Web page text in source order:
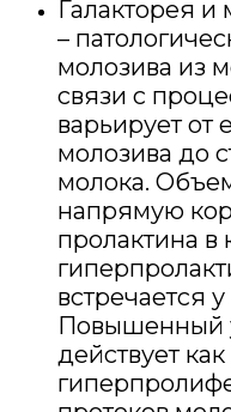
Галакторея и
–
молозива из
связи с
варьирует от
молозива до
молока.
напрямую
пролактина в
встречается
Повышенный
действует